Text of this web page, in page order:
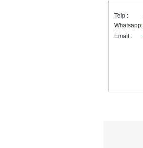
Telp :
Whatsapp:
Email :